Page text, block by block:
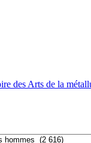
des Arts de la